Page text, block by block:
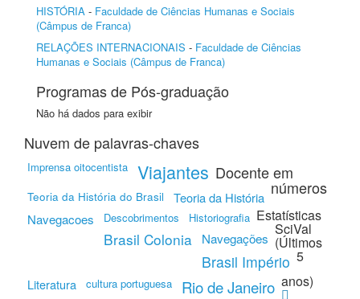
HISTÓRIA - Faculdade de Ciências Humanas e Sociais
(Câmpus de Franca)
RELAÇÕES INTERNACIONAIS - Faculdade de Ciências
Humanas e Sociais (Câmpus de Franca)
Programas de Pós-graduação
Não há dados para exibir
Nuvem de palavras-chaves
Imprensa oitocentista Viajantes
Teoria da História do Brasil
Teoria da História
Navegacoes
Descobrimentos Historiografia
Brasil Colonia Navegações
Brasil Império
Literatura cultura portuguesa Rio de Janeiro
Docente em
números
Estatísticas
SciVal
(Últimos
5
anos)